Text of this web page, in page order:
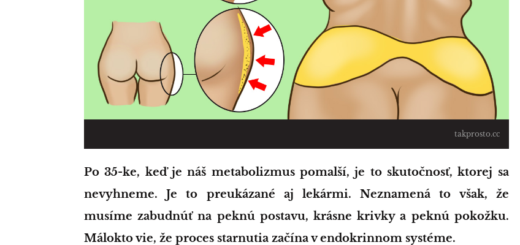
takprosto.cc
Po 35-ke, keď je náš metabolizmus pomalší, je to skutočnosť, ktorej sa
nevyhneme. Je to preukázané aj lekármi. Neznamená to však, že
musíme zabudnúť na peknú postavu, krásne krivky a peknú pokožku.
Málokto vie, že proces starnutia začína v endokrinnom systéme.